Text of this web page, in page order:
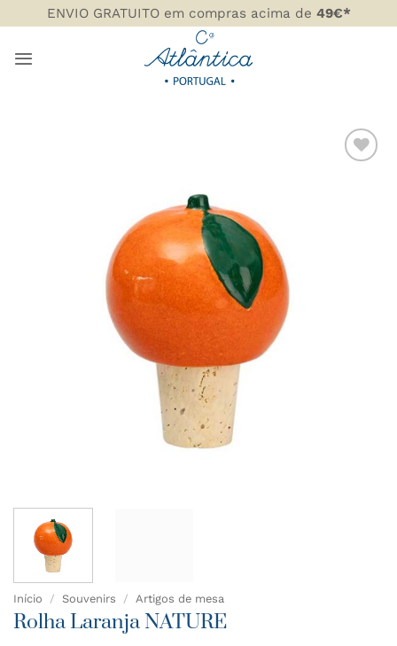
to
content
ENVIO GRATUITO em compras acima de 49€*
Início / Souvenirs / Artigos de mesa
Rolha Laranja NATURE